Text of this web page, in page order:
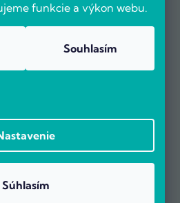
funkcie a výkon webu.
Souhlasím
Súhlasím